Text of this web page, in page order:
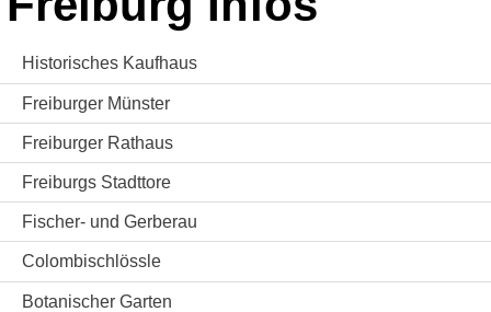
Historisches Kaufhaus
Freiburger Münster
Freiburger Rathaus
Freiburgs Stadttore
Fischer- und Gerberau
Colombischlössle
Botanischer Garten